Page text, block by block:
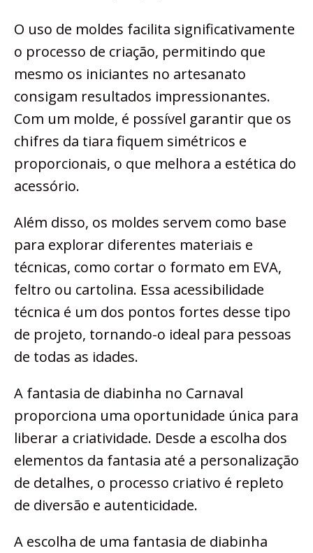
O uso de moldes facilita significativamente
o processo de criação, permitindo que
mesmo os iniciantes no artesanato
consigam resultados impressionantes.
Com um molde, é possível garantir que os
chifres da tiara fiquem simétricos e
proporcionais, o que melhora a estética do
acessório.
Além disso, os moldes servem como base
para explorar diferentes materiais e
técnicas, como cortar o formato em EVA,
feltro ou cartolina. Essa acessibilidade
técnica é um dos pontos fortes desse tipo
de projeto, tornando-o ideal para pessoas
de todas as idades.
A fantasia de diabinha no Carnaval
proporciona uma oportunidade única para
liberar a criatividade. Desde a escolha dos
elementos da fantasia até a personalização
de detalhes, o processo criativo é repleto
de diversão e autenticidade.
A escolha de uma fantasia de diabinha